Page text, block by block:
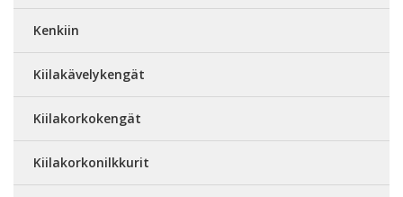
Kenkiin
Kiilakävelykengät
Kiilakorkokengät
Kiilakorkonilkkurit